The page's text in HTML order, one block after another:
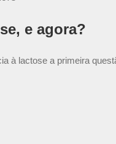
e agora?
à lactose a primeira